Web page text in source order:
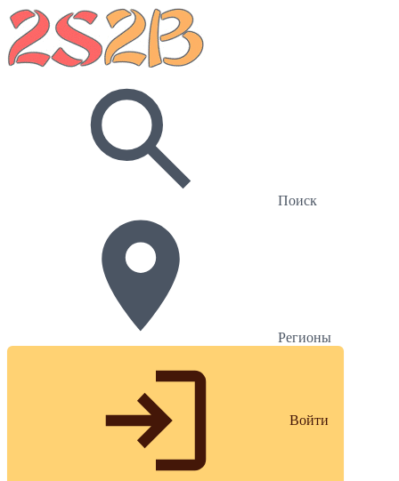
Поиск
Регионы
Войти